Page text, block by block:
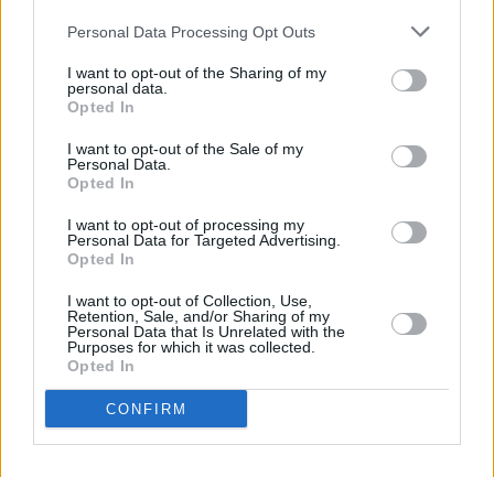
negar su consentimiento. Tenga en cuenta que algún
de su consentimiento, pero usted tiene el derecho de
rechazar tal procesamiento. Sus preferencias se aplicarán
cualquier momento entrando de nuevo en este sitio web o
visitando nuestra política de privacidad.
Personal Data Processing Opt Outs
I want to opt-out of the Sharing of my
personal data.
Opted In
I want to opt-out of the Sale of my
Personal Data.
Opted In
I want to opt-out of processing my
Personal Data for Targeted Advertising.
Opted In
I want to opt-out of Collection, Use,
Retention, Sale, and/or Sharing of my
Personal Data that Is Unrelated with the
Purposes for which it was collected.
Opted In
CONFIRM